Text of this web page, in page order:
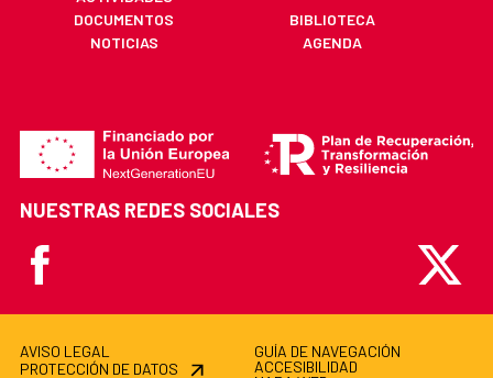
DOCUMENTOS
BIBLIOTECA
NOTICIAS
AGENDA
NUESTRAS REDES SOCIALES
Facebook
X
AVISO LEGAL
PROTECCIÓN DE DATOS
GUÍA DE NAVEGACIÓN
ACCESIBILIDAD